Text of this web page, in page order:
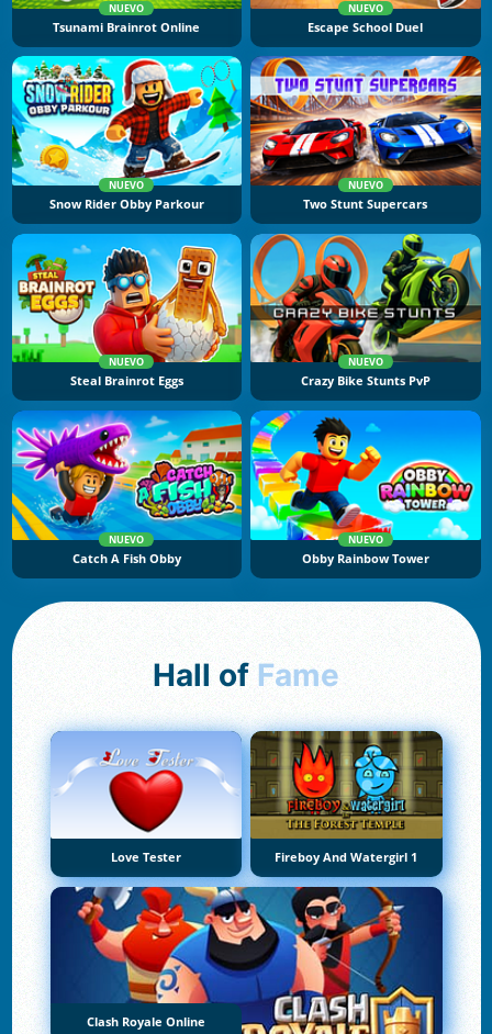
NUEVO
Tsunami Brainrot Online
NUEVO
Escape School Duel
NUEVO
Snow Rider Obby Parkour
NUEVO
Two Stunt Supercars
NUEVO
Steal Brainrot Eggs
NUEVO
Crazy Bike Stunts PvP
NUEVO
Catch A Fish Obby
NUEVO
Obby Rainbow Tower
Hall of Fame
Love Tester Fireboy And Watergirl 1
Clash Royale Online